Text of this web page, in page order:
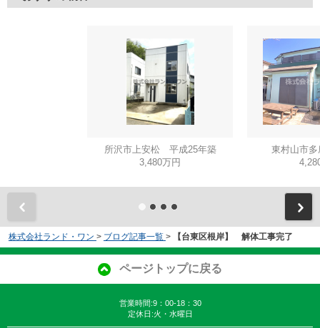
所沢市上安松 平成25年築
3,480万円
東村山市
株式会社ランド・ワン > ブログ記事一覧 > 【台東区根岸】 解体工事完了
ページトップに戻る
営業時間:9：00-18：30
定休日:火・水曜日